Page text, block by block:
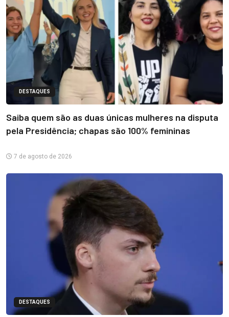
DESTAQUES
Saiba quem são as duas únicas mulheres na disputa
pela Presidência; chapas são 100% femininas
7 de agosto de 2026
DESTAQUES